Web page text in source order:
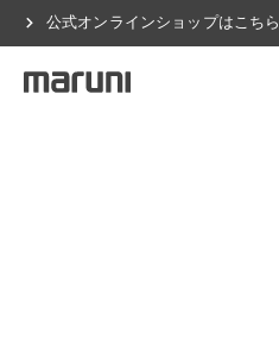
chevron_right 公式オンラインショップはこちら